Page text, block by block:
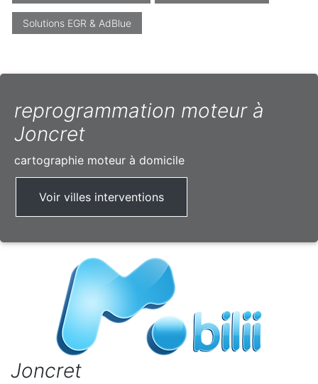
Solutions EGR & AdBlue
reprogrammation moteur à
Joncret
cartographie moteur à domicile
Voir villes interventions
Joncret